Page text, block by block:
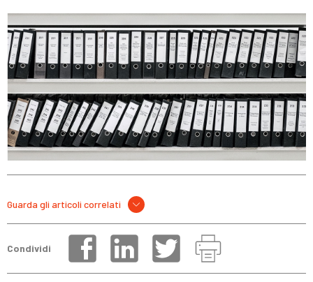
Guarda gli articoli correlati
Condividi